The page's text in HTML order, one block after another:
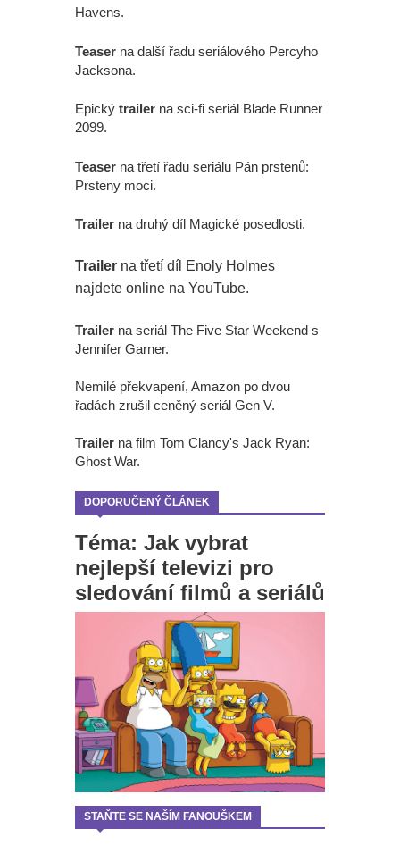
Havens.
Teaser na další řadu seriálového Percyho
Jacksona.
Epický trailer na sci-fi seriál Blade Runner
2099.
Teaser na třetí řadu seriálu Pán prstenů:
Prsteny moci.
Trailer na druhý díl Magické posedlosti.
Trailer na třetí díl Enoly Holmes
najdete online na YouTube.
Trailer na seriál The Five Star Weekend s
Jennifer Garner.
Nemilé překvapení, Amazon po dvou
řadách zrušil ceněný seriál Gen V.
Trailer na film Tom Clancy's Jack Ryan:
Ghost War.
DOPORUČENÝ ČLÁNEK
Téma: Jak vybrat
nejlepší televizi pro
sledování filmů a seriálů
STAŇTE SE NAŠÍM FANOUŠKEM